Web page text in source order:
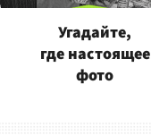
Угадайте,
где настоящее
фото